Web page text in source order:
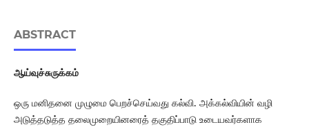
ABSTRACT
ஆய்வுச்சுருக்கம்
ஒரு மனிதனை முழுமை பெறச்செய்வது கல்வி. அக்கல்வியின் வழி
அடுத்தடுத்த தலைமுறையினரைத் தகுதிப்பாடு உடையவர்களாக